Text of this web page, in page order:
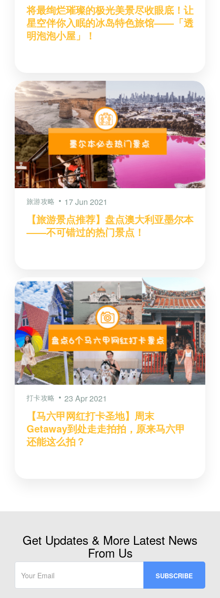
将最绚烂璀璨的极光美景尽收眼底！让
星空伴你入眠的冰岛特色旅馆——「透
明泡泡小屋」！
旅游攻略 17 Jun 2021
【旅游景点推荐】盘点澳大利亚墨尔本
——不可错过的热门景点！
打卡攻略 23 Apr 2021
【马六甲网红打卡圣地】周末
Getaway到处走走拍拍，原来马六甲
还能这么拍？
Get Updates & More Latest News
From Us